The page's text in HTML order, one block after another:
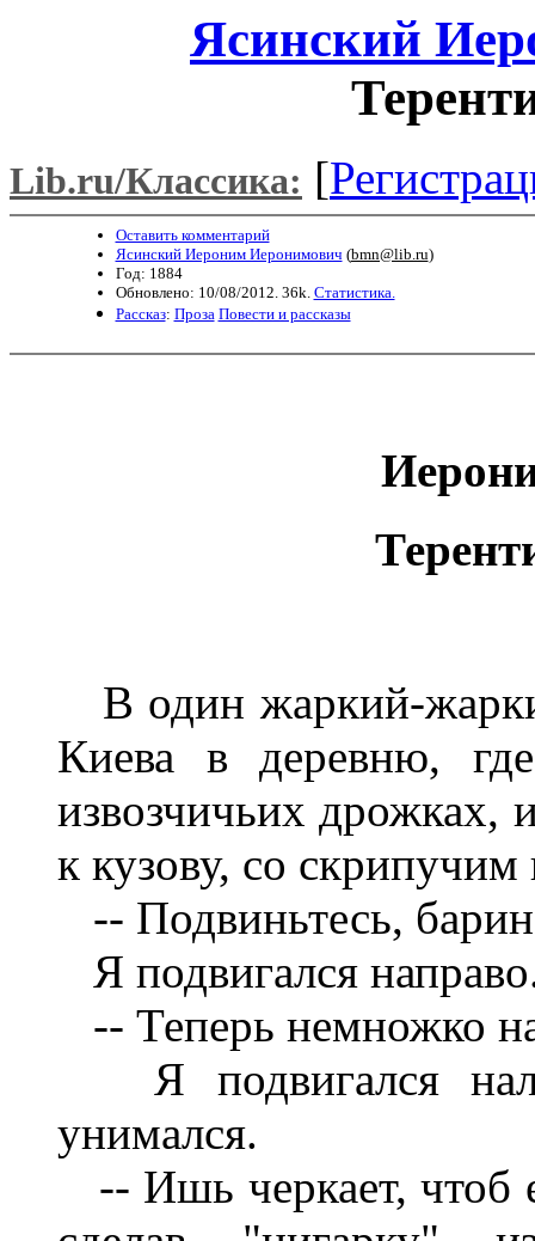
Ясинский
Lib.ru/Классика: [
Оставить комментарий
Ясинский Иероним Иеронимович (bmn@lib.ru)
Год: 1884
Обновлено: 10/08/2012. 36k. Статистика.
Рассказ: Проза Повести и рассказы
В один жаркий-
Киева в деревню,
извозчичьих дрожках,
к кузову, со
-- Подвиньтесь,
Я подвигался
-- Теперь немножко
Я подвигался
унимался.
-- Ишь черкает, чтоб